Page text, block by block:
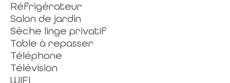
Réfrigérateur
Salon de jardin
Sèche linge privatif
Table à repasser
Téléphone
Télévision
WIFI